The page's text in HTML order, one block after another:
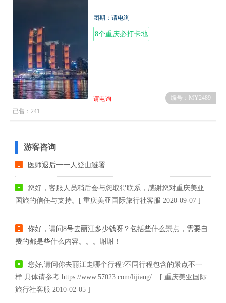
团期：请电询
8个重庆必打卡地
请电询
编号：MY2489
已售：241
游客咨询
医师退后一一人登山避署
您好，客服人员稍后会与您取得联系，感谢您对重庆美亚
国旅的信任与支持。[ 重庆美亚国际旅行社客服 2020-09-07 ]
你好，请问8号去丽江多少钱呀？包括些什么景点，需要自
费的都是些什么内容。。。谢谢！
您好,请问你去丽江走哪个行程?不同行程包含的景点不一
样.具体请参考 https://www.57023.com/lijiang/....[ 重庆美亚国际
旅行社客服 2010-02-05 ]